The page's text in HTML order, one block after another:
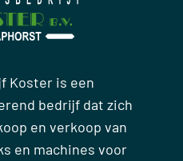
Koster is een
bedrijf dat zich
en verkoop van
en machines voor